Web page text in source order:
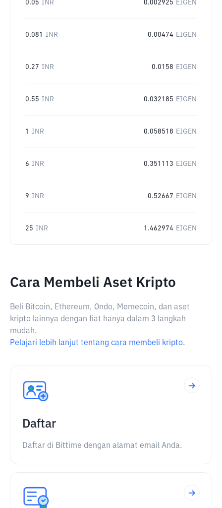
0.05 INR 0.002925 EIGEN
0.081 INR 0.00474 EIGEN
0.27 INR 0.0158 EIGEN
0.55 INR 0.032185 EIGEN
1 INR 0.058518 EIGEN
6 INR 0.351113 EIGEN
9 INR 0.52667 EIGEN
25 INR 1.462974 EIGEN
Cara Membeli Aset Kripto
Beli Bitcoin, Ethereum, Ondo, Memecoin, dan aset
kripto lainnya dengan fiat hanya dalam 3 langkah
mudah.
Pelajari lebih lanjut tentang cara membeli kripto.
Daftar
Daftar di Bittime dengan alamat email Anda.